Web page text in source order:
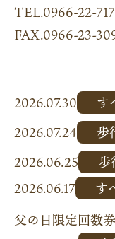
TEL.0966-22-
FAX.0966-23-
2026.07.30 す
2026.07.24
歩
2026.06.25
歩
2026.06.17
す
父の日限定回数